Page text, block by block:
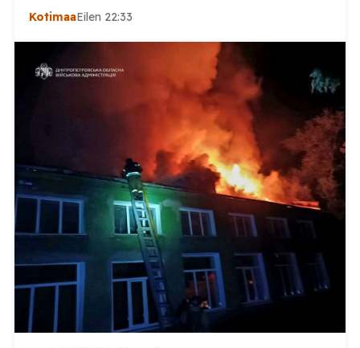
haastaa kokoomuksen kansanedustaja Timo Heinosen
sikaruttoilmoituksista. Suomi on puolestaan
ilmoittanut tuoreesta Virolahden tapauksesta sekä
WOAH:n kautta että suoraan Venäjän
eläinlääkintäviranomaisille. Ruokavirasto kertoi Posi
TV:lle tarkempia tietoja Suomen ensimmäisestä
afrikkalaisen sikaruton tapauksesta sekä
eläintautitietojen vaihdosta […]
KotimaaEilen 22:33